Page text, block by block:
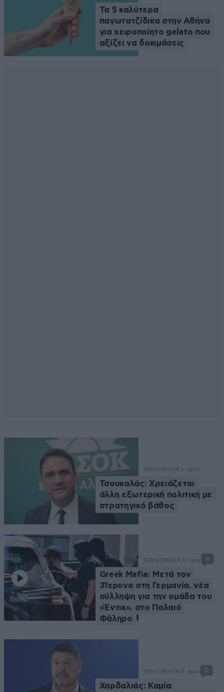
Τα 5 καλύτερα
παγωτατζίδικα στην Αθήνα
για χειροποίητο gelato που
αξίζει να δοκιμάσεις
ΠΟΛΙΤΙΚΗ34 λ. πριν
Τσουκαλάς: Xρειάζεται
άλλη εξωτερική πολιτική με
στρατηγικό βάθος
ΚΟΙΝΩΝΙΑ36 λ. πριν 4
Greek Mafia: Μετά τον
31χρονο στη Γερμανία, νέα
σύλληψη για την ομάδα του
«Έντικ», στο Παλαιό
Φάληρο
ΠΟΛΙΤΙΚΗ49 λ. πριν 2
Χαρδαλιάς: Καμία